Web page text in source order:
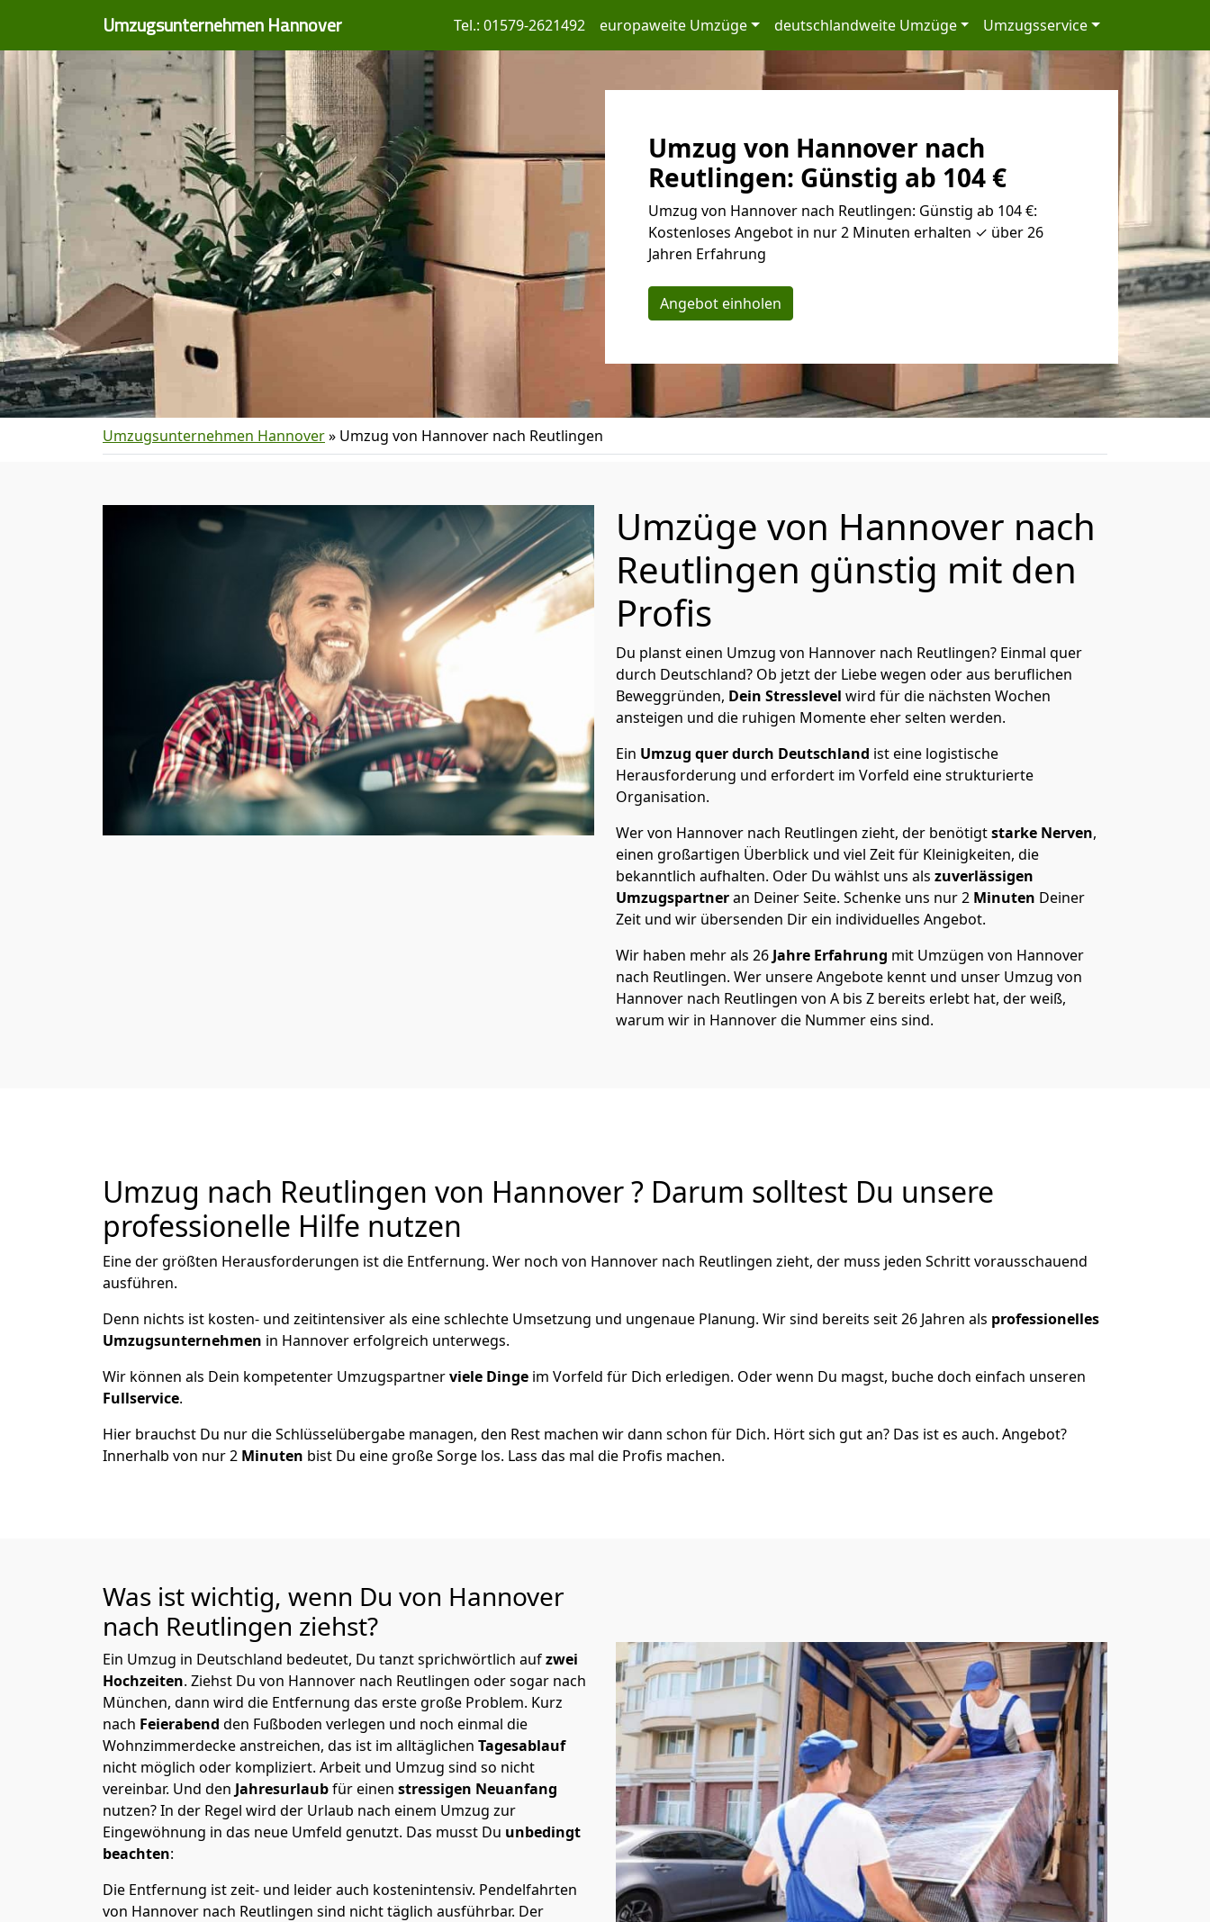
Umzugsunternehmen Hannover Tel.: 01579-2621492 europaweite Umzüge deutschlandweite Umzüge Umzugsservice
Umzug von Hannover nach
Reutlingen: Günstig ab 104 €
Umzug von Hannover nach Reutlingen: Günstig ab 104 €:
Kostenloses Angebot in nur 2 Minuten erhalten ✓ über 26
Jahren Erfahrung
Angebot einholen
Umzugsunternehmen Hannover» Umzug von Hannover nach Reutlingen
Umzüge von Hannover nach
Reutlingen günstig mit den
Profis
Du planst einen Umzug von Hannover nach Reutlingen? Einmal quer
durch Deutschland? Ob jetzt der Liebe wegen oder aus beruflichen
Beweggründen, Dein Stresslevel wird für die nächsten Wochen
ansteigen und die ruhigen Momente eher selten werden.
Ein Umzug quer durch Deutschland ist eine logistische
Herausforderung und erfordert im Vorfeld eine strukturierte
Organisation.
Wer von Hannover nach Reutlingen zieht, der benötigtstarke Nerven,
einen großartigen Überblick und viel Zeit für Kleinigkeiten, die
bekanntlich aufhalten. Oder Du wählst uns als zuverlässigen
Umzugspartneran Deiner Seite. Schenke uns nur2 Minuten Deiner
Zeit und wir übersenden Dir ein individuelles Angebot.
Wir haben mehr als 26 Jahre Erfahrung mit Umzügen von Hannover
nach Reutlingen. Wer unsere Angebote kennt und unser Umzug von
Hannover nach Reutlingen von A bis Z bereits erlebt hat, der weiß,
warum wir in Hannover die Nummer eins sind.
Umzug nach Reutlingen von Hannover ? Darum solltest Du unsere
professionelle Hilfe nutzen
Eine der größten Herausforderungen ist die Entfernung. Wer noch von Hannover nach Reutlingen zieht, der muss jeden Schritt vorausschauend
ausführen.
Denn nichts ist kosten- und zeitintensiver als eine schlechte Umsetzung und ungenaue Planung. Wir sind bereits seit 26 Jahren als professionelles
Umzugsunternehmen in Hannover erfolgreich unterwegs.
Wir können als Dein kompetenter Umzugspartnerviele Dinge im Vorfeld für Dich erledigen. Oder wenn Du magst, buche doch einfach unseren
Fullservice.
Hier brauchst Du nur die Schlüsselübergabe managen, den Rest machen wir dann schon für Dich. Hört sich gut an? Das ist es auch. Angebot?
Innerhalb von nur 2 Minuten bist Du eine große Sorge los. Lass das mal die Profis machen.
Was ist wichtig, wenn Du von Hannover
nach Reutlingen ziehst?
Ein Umzug in Deutschland bedeutet, Du tanzt sprichwörtlich aufzwei
Hochzeiten. Ziehst Du von Hannover nach Reutlingen oder sogar nach
München, dann wird die Entfernung das erste große Problem. Kurz
nach Feierabend den Fußboden verlegen und noch einmal die
Wohnzimmerdecke anstreichen, das ist im alltäglichen Tagesablauf
nicht möglich oder kompliziert. Arbeit und Umzug sind so nicht
vereinbar. Und den Jahresurlaubfür einen stressigen Neuanfang
nutzen? In der Regel wird der Urlaub nach einem Umzug zur
Eingewöhnung in das neue Umfeld genutzt. Das musst Du unbedingt
beachten:
Die Entfernung ist zeit- und leider auch kostenintensiv. Pendelfahrten
von Hannover nach Reutlingen sind nicht täglich ausführbar. Der